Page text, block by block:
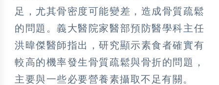
足，尤其骨密度可能變差，造成骨質疏鬆
的問題。義大醫院家醫部預防醫學科主任
洪暐傑醫師指出，研究顯示素食者確實有
較高的機率發生骨質疏鬆與骨折的問題，
主要與一些必要營養素攝取不足有關。